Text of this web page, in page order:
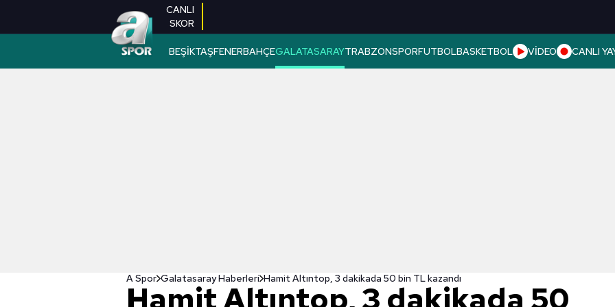
CANLI
SKOR
BEŞİKTAŞFENERBAHÇEGALATASARAYTRABZONSPORFUTBOLBASKETBOL VİDEO CANLI
A Spor Galatasaray Haberleri Hamit Altıntop, 3 dakikada 50 bin TL kazandı
Hamit Altıntop, 3 dakikada 50